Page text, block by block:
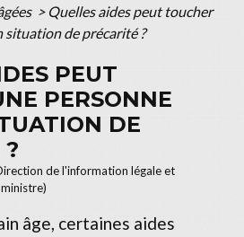
> Quelles aides peut toucher
situation de précarité ?
PEUT
PERSONNE
DE
?
de l'information légale et
âge, certaines aides